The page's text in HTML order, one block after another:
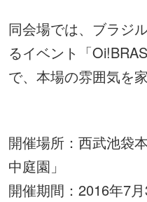
同会場では、ブラジ
るイベント「
で、本場の雰囲気を
開催場所：西武池袋
中庭園」
開催期間：2016年7